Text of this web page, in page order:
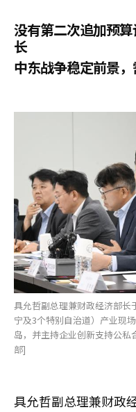
没有第二次追加预
长
中东战争稳定前景
具允哲副总理兼财政经济部长
宁及3个特别自治道）产业现
岛，并主持企业创新支持公
部]
具允哲副总理兼财政